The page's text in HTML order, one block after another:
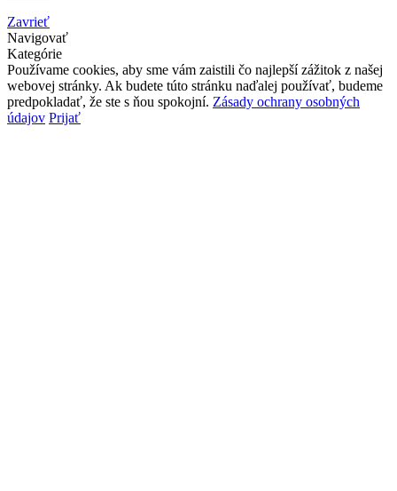
Zavrieť
Navigovať
Kategórie
Používame cookies, aby sme vám zaistili čo najlepší zážitok z našej
webovej stránky. Ak budete túto stránku naďalej používať, budeme
predpokladať, že ste s ňou spokojní. Zásady ochrany osobných
údajov Prijať